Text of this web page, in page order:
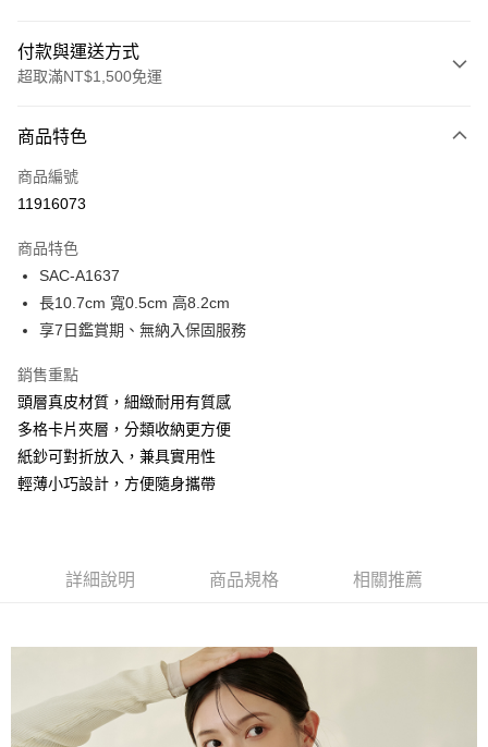
付款與運送方式
超取滿NT$1,500免運
信用卡一次付款
超商取貨付款
Apple Pay
街口支付
Google Pay
大哥付你分期
相關說明
【大哥付你分期使用說明】
3.實際核准額度、可分期數及費用金額請依後續交易確認頁面所載為準。
1.分期款項不併入電信帳單，「大哥付你分期」於每月結算日後寄送繳費提
2.透過簡訊連結打開帳單後，可選擇「超商條碼／台灣大直營門市／銀行轉
帳／街口支付／iPASS MONEY」等通路繳費。
每筆NT$80，滿NT$1,500(含以上)免運費
每筆NT$80，滿NT$1,500(含以上)免運費
萊爾富取貨付款
每筆NT$80，滿NT$1,500(含以上)免運費
商品特色
商品編號
11916073
商品特色
SAC-A1637
長10.7cm 寬0.5cm 高8.2cm
享7日鑑賞期、無納入保固服務
銷售重點
頭層真皮材質，細緻耐用有質感
多格卡片夾層，分類收納更方便
紙鈔可對折放入，兼具實用性
輕薄小巧設計，方便隨身攜帶
詳細說明 商品規格 相關推薦